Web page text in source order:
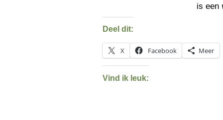
is een
Deel dit:
X Facebook Meer
Vind ik leuk: